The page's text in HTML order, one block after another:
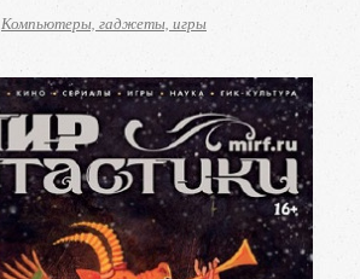
Компьютеры, гаджеты, игры